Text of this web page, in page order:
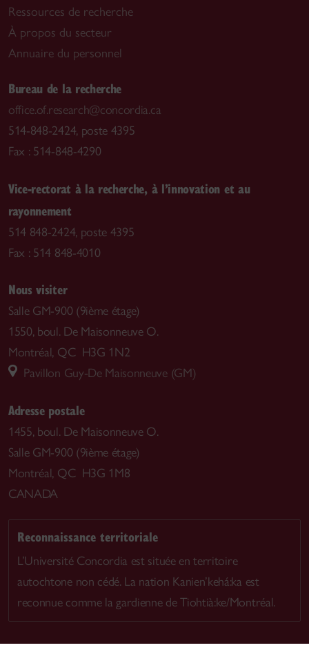
Ressources de recherche
À propos du secteur
Annuaire du personnel
Bureau de la recherche
office.of.research@concordia.ca
514-848-2424, poste 4395
Fax : 514-848-4290
Vice-rectorat à la recherche, à l’innovation et au
rayonnement
514 848-2424, poste 4395
Fax : 514 848-4010
Nous visiter
Salle GM-900 (9ième étage)
1550, boul. De Maisonneuve O.
Montréal, QC H3G 1N2
Pavillon Guy-De Maisonneuve (GM)
Adresse postale
1455, boul. De Maisonneuve O.
Salle GM-900 (9ième étage)
Montréal, QC H3G 1M8
CANADA
Reconnaissance territoriale
L’Université Concordia est située en territoire
autochtone non cédé. La nation Kanien’kehá:ka est
reconnue comme la gardienne de Tiohtià:ke/Montréal.